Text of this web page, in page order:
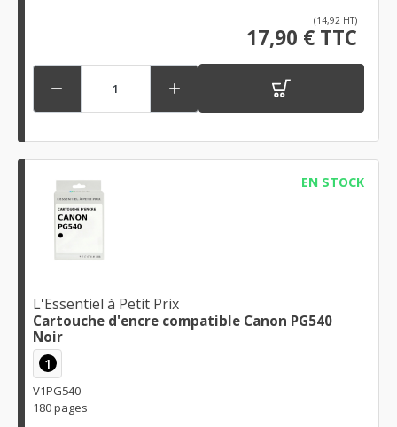
(14,92 HT)
17,90 € TTC
 
EN STOCK
L'Essentiel à Petit Prix
Cartouche d'encre compatible Canon PG540
Noir
1
V1PG540
180 pages